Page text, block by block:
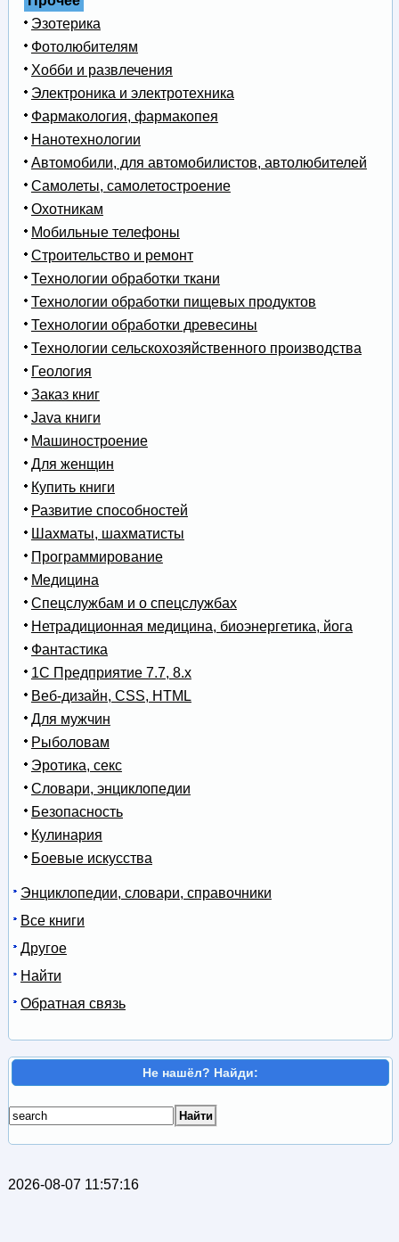
Эзотерика
Фотолюбителям
Хобби и развлечения
Электроника и электротехника
Фармакология, фармакопея
Нанотехнологии
Автомобили, для автомобилистов, автолюбителей
Самолеты, самолетостроение
Охотникам
Мобильные телефоны
Строительство и ремонт
Технологии обработки ткани
Технологии обработки пищевых продуктов
Технологии обработки древесины
Технологии сельскохозяйственного производства
Геология
Заказ книг
Java книги
Машиностроение
Для женщин
Купить книги
Развитие способностей
Шахматы, шахматисты
Программирование
Медицина
Спецслужбам и о спецслужбах
Нетрадиционная медицина, биоэнергетика, йога
Фантастика
1С Предприятие 7.7, 8.x
Веб-дизайн, CSS, HTML
Для мужчин
Рыболовам
Эротика, секс
Словари, энциклопедии
Безопасность
Кулинария
Боевые искусства
Энциклопедии, словари, справочники
Все книги
Другое
Найти
Обратная связь
Не нашёл? Найди:
2026-08-07 11:57:16